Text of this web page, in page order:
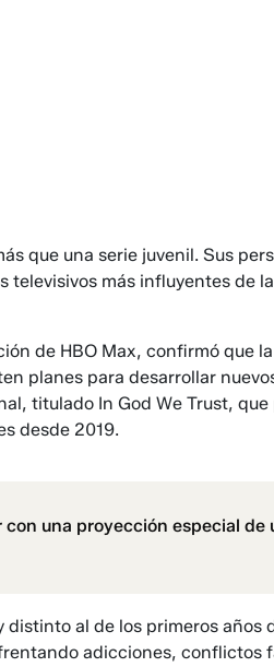
que una serie juvenil. Sus
televisivos más influyentes de
de HBO Max, confirmó que
planes para desarrollar
titulado In God We Trust,
desde 2019.
con una proyección especial de
al de los primeros años
adicciones, conflictos